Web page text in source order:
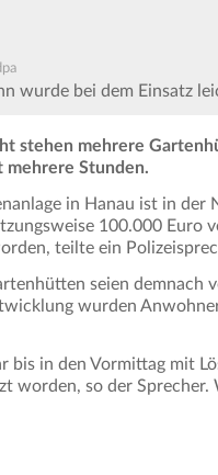
wurde bei dem Einsatz
stehen mehrere
mehrere Stunden.
in Hanau ist in der
100.000 Euro
teilte ein
seien demnach
wurden
bis in den Vormittag mit
worden, so der Sprecher.